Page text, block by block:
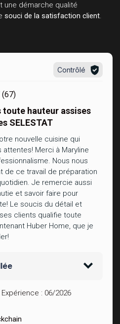
une démarche qualité
souci de la satisfaction client.
Contrôlé
(67)
hauteur assises
SELESTAT
nouvelle cuisine qui
Merci à Maryline
Nous nous
de ce travail de préparation
Je remercie aussi
et savoir faire pour
Le soucis du détail et
clients qualifie toute
Huber Home, que je
Expérience : 06/2026